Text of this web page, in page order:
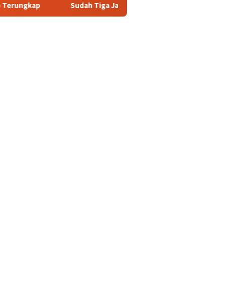
Tiga Jam Lebih Eks Jampidsus Febrie Adriansyah Masih